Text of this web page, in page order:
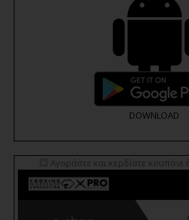
DOWNLOAD
💥 Αγοράστε και κερδίστε κουπόνι